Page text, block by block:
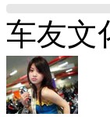
车友文